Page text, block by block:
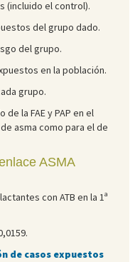
(incluido el control).
del grupo dado.
del grupo.
en la población.
grupo.
la FAE y PAP en el
asma como para el de
ASMA
con ATB en la 1ª
de casos expuestos